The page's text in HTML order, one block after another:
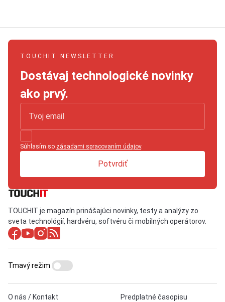
TOUCHIT NEWSLETTER
Dostávaj technologické novinky
ako prvý.
Súhlasím so zásadami spracovaním údajov.
Potvrdiť
TOUCHIT je magazín prinášajúci novinky, testy a analýzy zo
sveta technológií, hardvéru, softvéru či mobilných operátorov.
O nás / Kontakt
Predplatné časopisu
Tmavý režim